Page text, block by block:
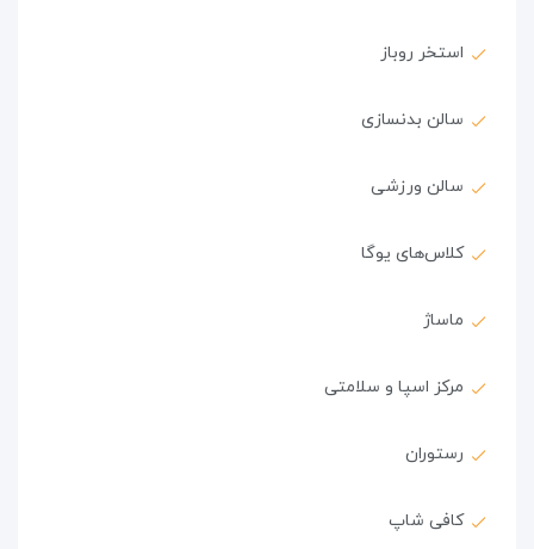
استخر روباز
سالن بدنسازی
سالن ورزشی
کلاس‌های یوگا
ماساژ
مرکز اسپا و سلامتی
رستوران
کافی شاپ